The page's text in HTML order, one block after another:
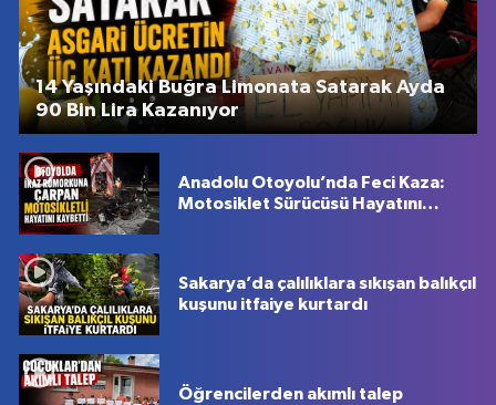
14 Yaşındaki Buğra Limonata Satarak Ayda
90 Bin Lira Kazanıyor
Anadolu Otoyolu’nda Feci Kaza:
Motosiklet Sürücüsü Hayatını
Sakarya’da çalılıklara sıkışan balıkçıl
kuşunu itfaiye kurtardı
Öğrencilerden akımlı talep